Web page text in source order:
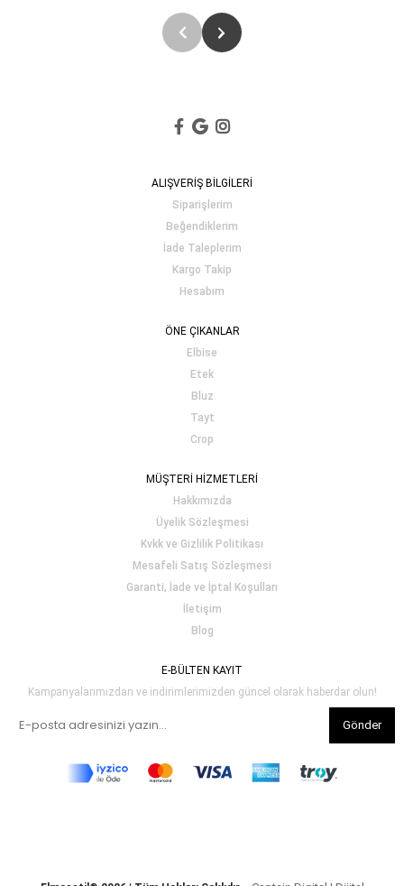
ALIŞVERİŞ BİLGİLERİ
Siparişlerim
Beğendiklerim
İade Taleplerim
Kargo Takip
Hesabım
ÖNE ÇIKANLAR
Elbise
Etek
Bluz
Tayt
Crop
MÜŞTERİ HİZMETLERİ
Hakkımızda
Üyelik Sözleşmesi
Kvkk ve Gizlilik Politikası
Mesafeli Satış Sözleşmesi
Garanti, İade ve İptal Koşulları
İletişim
Blog
E-BÜLTEN KAYIT
Kampanyalarımızdan ve indirimlerimizden güncel olarak haberdar olun!
Gönder